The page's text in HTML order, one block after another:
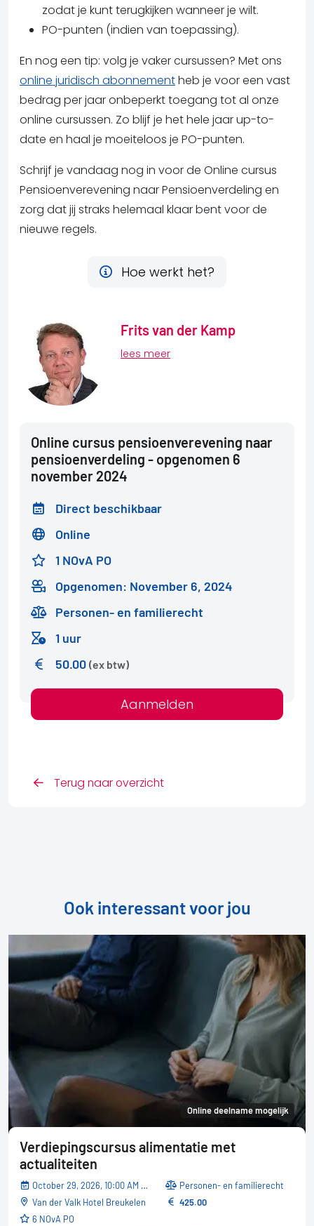
zodat je kunt terugkijken wanneer je wilt.
PO-punten (indien van toepassing).
En nog een tip: volg je vaker cursussen? Met ons
online juridisch abonnementheb je voor een vast
bedrag per jaar onbeperkt toegang tot al onze
online cursussen. Zo blijf je het hele jaar up-to-
date en haal je moeiteloos je PO-punten.
Schrijf je vandaag nog in voor de Online cursus
Pensioenverevening naar Pensioenverdeling en
zorg dat jij straks helemaal klaar bent voor de
nieuwe regels.
Hoe werkt het?
Frits van der Kamp
lees meer
Online cursus pensioenverevening naar
pensioenverdeling - opgenomen 6
november 2024
Direct beschikbaar
Online
1 NOvA PO
Opgenomen: November 6, 2024
Personen- en familierecht
1 uur
50.00 (ex btw)
Aanmelden
Terug naar overzicht
Ook interessant voor jou
Online deelname mogelijk
Verdiepingscursus alimentatie met
actualiteiten
October 29, 2026, 10:00 AM - 05:30 PM
Van der Valk Hotel Breukelen
6 NOvA PO
Personen- en familierecht
425.00